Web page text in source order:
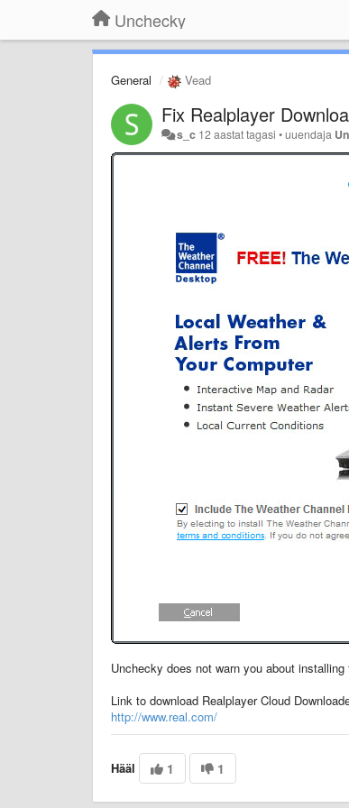
Unchecky
General Vead
Fix Realplayer
s_c 12 aastat tagasi •uuendaja
Unchecky does not warn you about
Link to download Realplayer Cloud
http://www.real.com/
Hääl 1 1